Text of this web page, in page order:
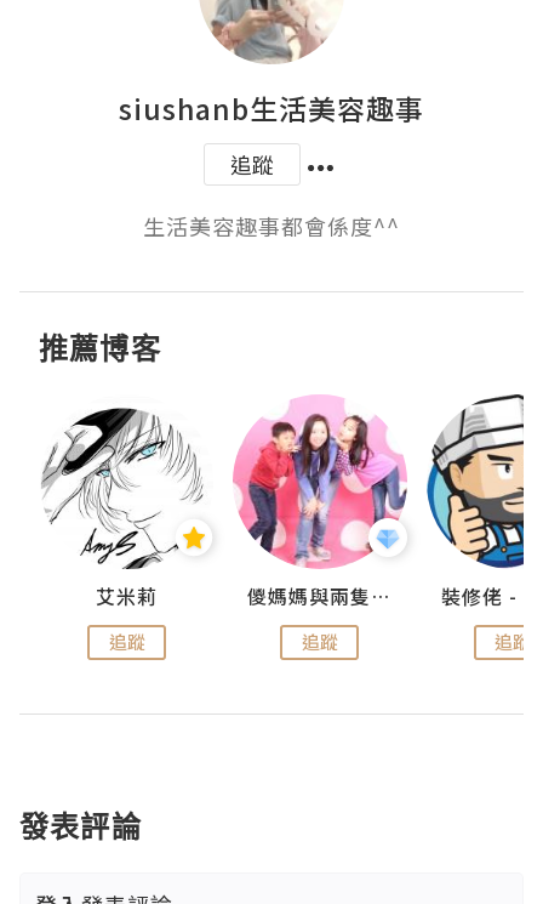
siushanb生活美容趣事
追蹤
生活美容趣事都會係度^^
推薦博客
艾米莉
追蹤
儍媽媽與兩隻小魔怪之家
追蹤 追蹤
發表評論